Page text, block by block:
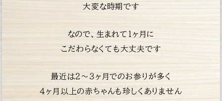
大変な時期です
なので、生まれて１ヶ月に
こだわらなくても大丈夫です
最近は２〜３ヶ月でのお参りが多く
４ヶ月以上の赤ちゃんも珍しくありません